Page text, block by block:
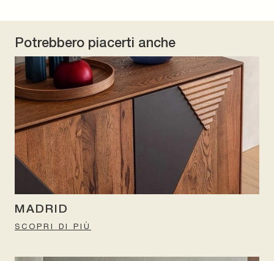
Potrebbero piacerti anche
MADRID
SCOPRI DI PIÙ